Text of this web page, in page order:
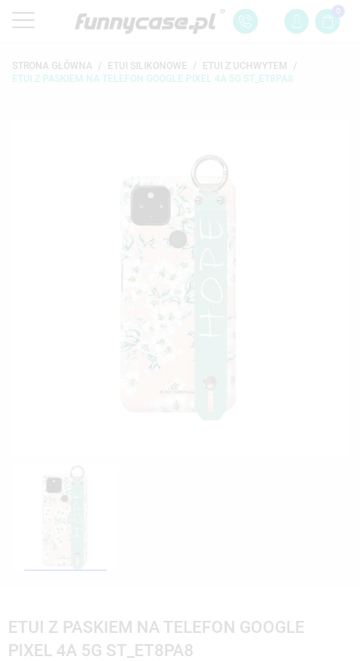
0
STRONA GŁÓWNA ETUI SILIKONOWE
ETUI Z UCHWYTEM
ETUI Z PASKIEM NA TELEFON GOOGLE PIXEL 4A 5G ST_ET8PA8
ETUI Z PASKIEM NA TELEFON GOOGLE
PIXEL 4A 5G ST_ET8PA8